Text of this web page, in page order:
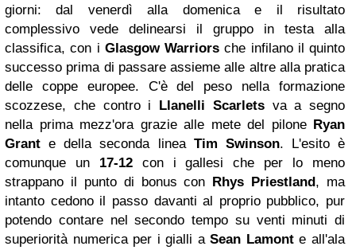
giorni: dal venerdì alla domenica e il risultato
complessivo vede delinearsi il gruppo in testa alla
classifica, con i GlasgowWarriors che infilano il quinto
successo prima di passare assieme alle altre alla pratica
delle coppe europee. C'è del peso nella formazione
scozzese, che contro i Llanelli Scarletsva a segno
nella prima mezz'ora grazie alle mete del pilone Ryan
Grant e della seconda linea Tim Swinson. L'esito è
comunque un 17-12con i gallesi che per lo meno
strappano il punto di bonus con Rhys Priestland, ma
intanto cedono il passo davanti al proprio pubblico, pur
potendo contare nel secondo tempo su venti minuti di
superiorità numerica per i gialli aSean Lamonte all'ala